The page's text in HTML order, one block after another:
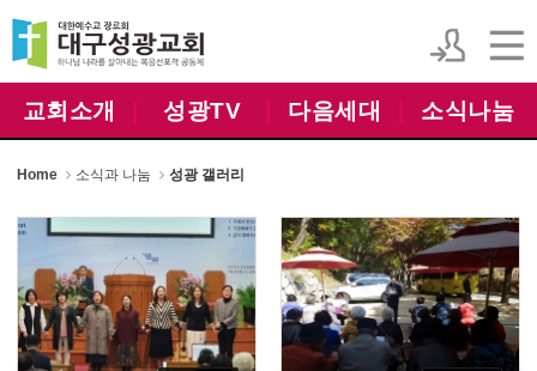
교회소개 성광TV 다음세대 소식나눔
Home 소식과 나눔 성광 갤러리